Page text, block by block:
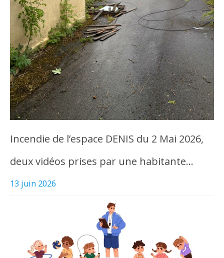
Incendie de l’espace DENIS du 2 Mai 2026,
deux vidéos prises par une habitante…
13 juin 2026